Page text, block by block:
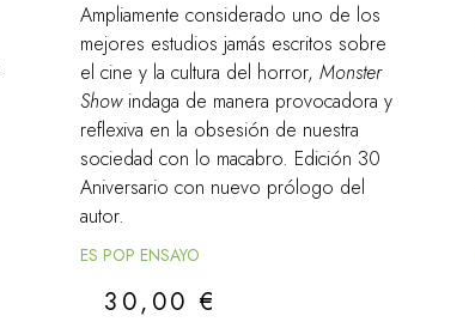
Ampliamente considerado uno de los
mejores estudios jamás escritos sobre
el cine y la cultura del horror, Monster
Showindaga de manera provocadora y
reflexiva en la obsesión de nuestra
sociedad con lo macabro. Edición 30
Aniversario con nuevo prólogo del
autor.
ES POP ENSAYO
30,00€